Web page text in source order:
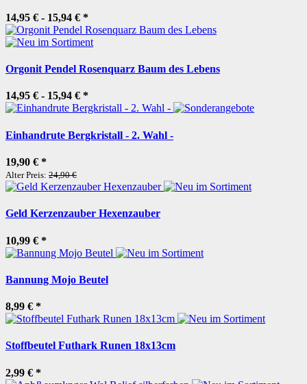
14,95 € - 15,94 € *
Orgonit Pendel Rosenquarz Baum des Lebens
14,95 € - 15,94 € *
Einhandrute Bergkristall - 2. Wahl -
19,90 € *
Alter Preis: 24,90 €
Geld Kerzenzauber Hexenzauber
10,99 € *
Bannung Mojo Beutel
8,99 € *
Stoffbeutel Futhark Runen 18x13cm
2,99 € *